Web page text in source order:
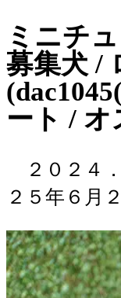
ミニチ
募集犬 /
ート /
２０２４
２５年６月